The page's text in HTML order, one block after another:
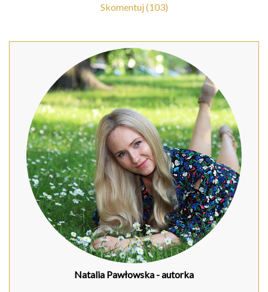
Skomentuj (103)
Natalia Pawłowska - autorka